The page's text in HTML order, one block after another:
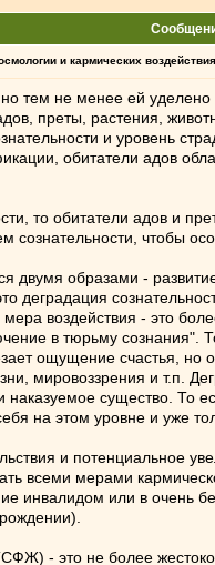
и кармических
тем не менее ей уделено
преты, растения,
и уровень
обитатели адов
то обитатели адов и
чтобы
двумя образами -
деградация
воздействия - это
в тюрьму сознания".
ощущение счастья, но
мировоззрения и т.п.
существо. То
на этом уровне и уже
и потенциальное
всеми мерами
инвалидом или в очень
- это не более